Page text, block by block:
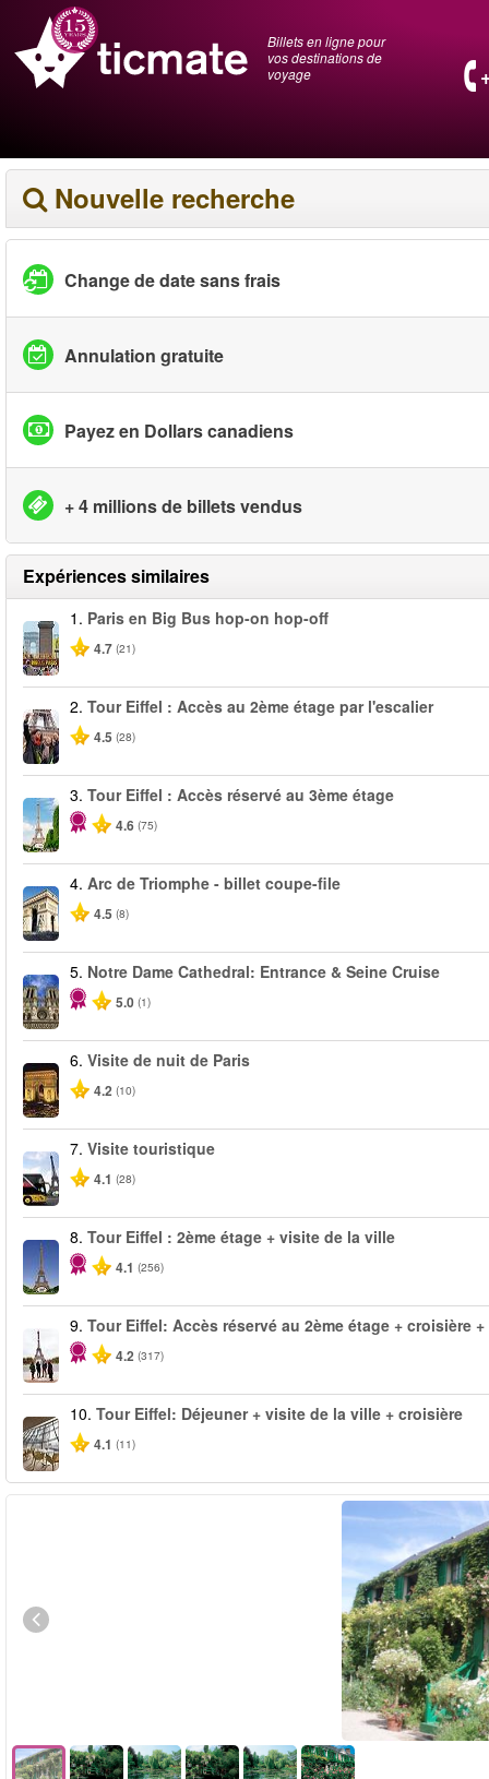
Billets en ligne pour
vos destinations de
voyage
Nouvelle recherche
Change de date sans frais
Annulation gratuite
Payez en Dollars canadiens
+ 4 millions de billets vendus
Expériences similaires
1. Paris en Big Bus hop-on hop-off
4.7 (21)
2. Tour Eiffel : Accès au 2ème étage par l'escalier
4.5 (28)
3. Tour Eiffel : Accès réservé au 3ème étage
4.6 (75)
4. Arc de Triomphe - billet coupe-file
4.5 (8)
5. Notre Dame Cathedral: Entrance & Seine Cruise
5.0 (1)
6. Visite de nuit de Paris
4.2 (10)
7. Visite touristique
4.1 (28)
8. Tour Eiffel : 2ème étage + visite de la ville
4.1 (256)
9. Tour Eiffel: Accès réservé au 2ème étage + croisière
4.2 (317)
10. Tour Eiffel: Déjeuner + visite de la ville + croisière
4.1 (11)